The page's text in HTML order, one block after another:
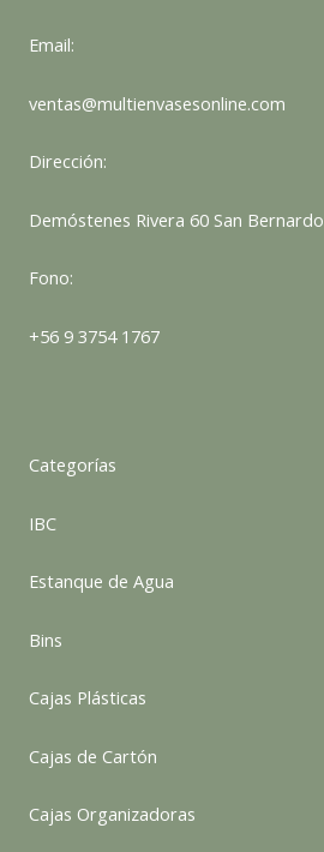
Email:
ventas@multienvasesonline.com
Dirección:
Demóstenes Rivera 60 San Bernardo
Fono:
+56 9 3754 1767
Categorías
IBC
Estanque de Agua
Bins
Cajas Plásticas
Cajas de Cartón
Cajas Organizadoras